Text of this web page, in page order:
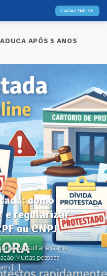
CADASTRE-SE
APÓS 5 ANOS
como
e regularizar
ou CNPJ
consultar e como
Muitas pessoas
[...]